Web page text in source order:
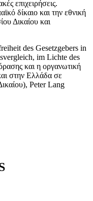
επιχειρήσεις.
δίκαιο και την εθνική
Δικαίου και
des Gesetzgebers in
im Lichte des
και η οργανωτική
στην Ελλάδα σε
Peter Lang